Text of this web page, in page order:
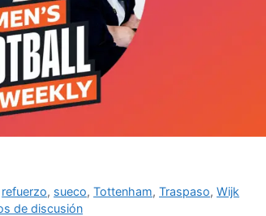
refuerzo, sueco,Tottenham,Traspaso,Wijk
de discusión